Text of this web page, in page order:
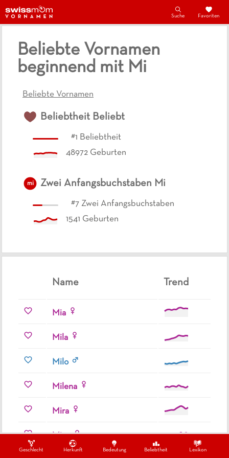
Geschlecht Herkunft Bedeutung Beliebtheit Lexikon
Suche Favoriten
Beliebte Vornamen
beginnend mit Mi
Beliebte Vornamen
Beliebtheit Beliebt
#1 Beliebtheit
48972 Geburten
mi Zwei Anfangsbuchstaben Mi
#7 Zwei Anfangsbuchstaben
1541 Geburten
Name Trend
Mia
Mila
Milo
Milena
Mira
Mina